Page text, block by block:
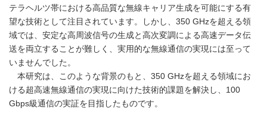
テラヘルツ帯における高品質な無線キャリア生成を可能にする有
望な技術として注目されています。しかし、350 GHzを超える領
域では、安定な高周波信号の生成と高次変調による高速データ伝
送を両立することが難しく、実用的な無線通信の実現には至って
いませんでした。
本研究は、このような背景のもと、350 GHzを超える領域にお
ける超高速無線通信の実現に向けた技術的課題を解決し、100
Gbps級通信の実証を目指したものです。